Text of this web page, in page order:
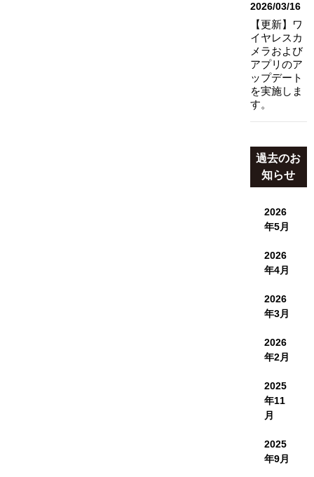
2026/03/16
【更新】ワ
イヤレスカ
メラおよび
アプリのア
ップデート
を実施しま
す。
過去のお
知らせ
2026
年5月
2026
年4月
2026
年3月
2026
年2月
2025
年11
月
2025
年9月